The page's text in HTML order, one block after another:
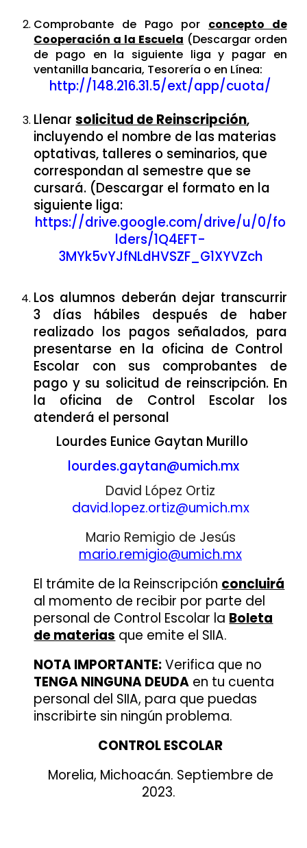
Comprobante de Pago por concepto de
Cooperación a la Escuela (Descargar orden
de pago en la siguiente liga y pagar en
ventanilla bancaria, Tesorería o en Línea:
http://148.216.31.5/ext/app/cuota/
Llenarsolicitud de Reinscripción,
incluyendo el nombre de las materias
optativas, talleres o seminarios, que
correspondan al semestre que se
cursará. (Descargar el formato en la
siguiente liga:
https://drive.google.com/drive/u/0/fo
lders/1Q4EFT-
3MYk5vYJfNLdHVSZF_G1XYVZch
Los alumnos deberán dejar transcurrir
3 días hábiles después de haber
realizado los pagos señalados, para
presentarse en la oficina de Control
Escolar consus comprobantes de
pago y su solicitud de reinscripción. En
la oficina de Control Escolar los
atenderá el personal
Lourdes Eunice Gaytan Murillo
lourdes.gaytan@umich.mx
David López Ortiz
david.lopez.ortiz@umich.mx
Mario Remigio de Jesús
mario.remigio@umich.mx
El trámite de la Reinscripción concluirá
al momento de recibir por parte del
personal de Control Escolar la Boleta
de materias que emite el SIIA.
NOTA IMPORTANTE:Verifica que no
TENGA NINGUNA DEUDA en tu cuenta
personal del SIIA, para que puedas
inscribirte sin ningún problema.
CONTROL ESCOLAR
Morelia, Michoacán. Septiembre de
2023.